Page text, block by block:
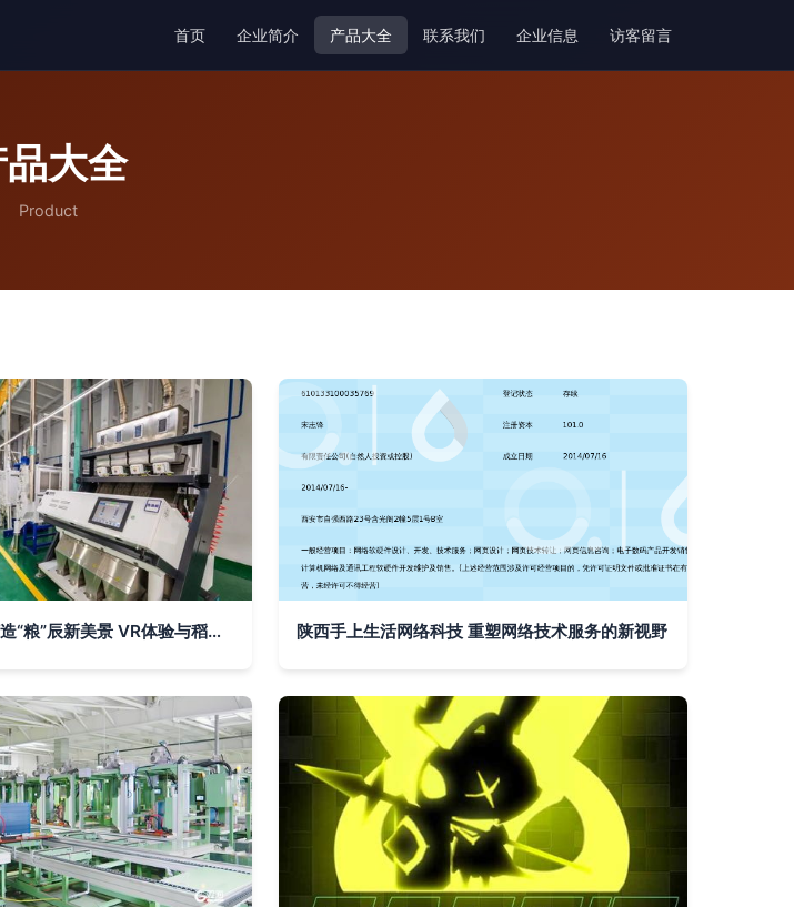
首页 企业简介 产品大全 联系我们 企业信息 访客留言
品大全
Product
金山90后用科技打造“粮”辰新美景 VR体验与稻田寻宝的观光工厂 陕西手上生活网络科技 重塑网络技术服务的新视野